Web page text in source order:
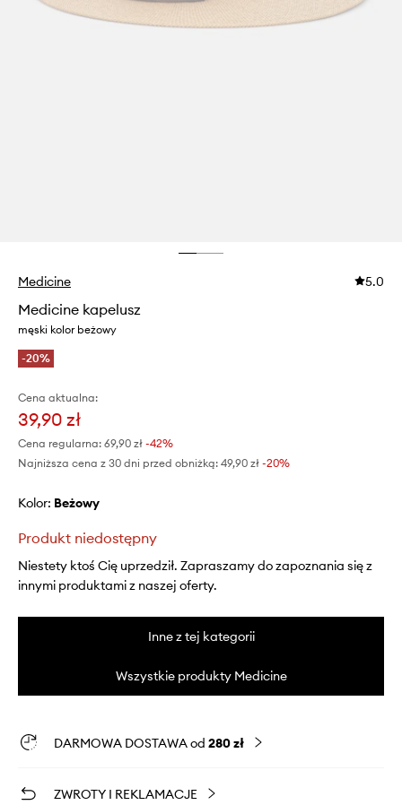
Medicine 5.0
Medicine kapelusz
męski kolor beżowy
-20%
Cena aktualna:
39,90 zł
Cena regularna: 69,90 zł -42%
Najniższa cena z 30 dni przed obniżką: 49,90 zł -20%
Kolor: beżowy
Produkt niedostępny
Niestety ktoś Cię uprzedził. Zapraszamy do zapoznania się z
innymi produktami z naszej oferty.
Inne z tej kategorii
Wszystkie produkty Medicine
DARMOWA DOSTAWA od 280 zł
ZWROTY I REKLAMACJE